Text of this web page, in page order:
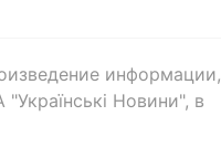
информации,
Новини", в